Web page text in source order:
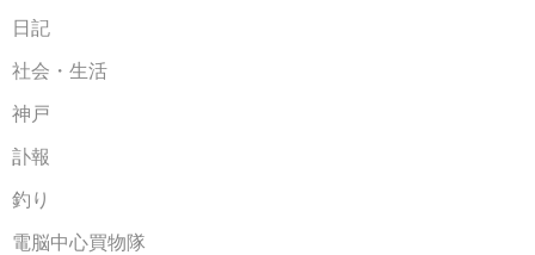
日記
社会・生活
神戸
訃報
釣り
電脳中心買物隊